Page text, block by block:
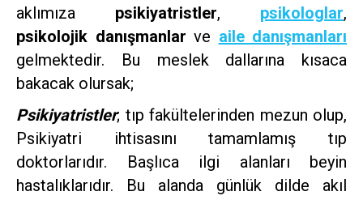
aklımıza psikiyatristler, psikologlar,
psikolojik danışmanlar ve aile danışmanları
gelmektedir. Bu meslek dallarına kısaca
bakacak olursak;
Psikiyatristler; tıp fakültelerinden mezun olup,
Psikiyatri ihtisasını tamamlamış tıp
doktorlarıdır. Başlıca ilgi alanları beyin
hastalıklarıdır. Bu alanda günlük dilde akıl